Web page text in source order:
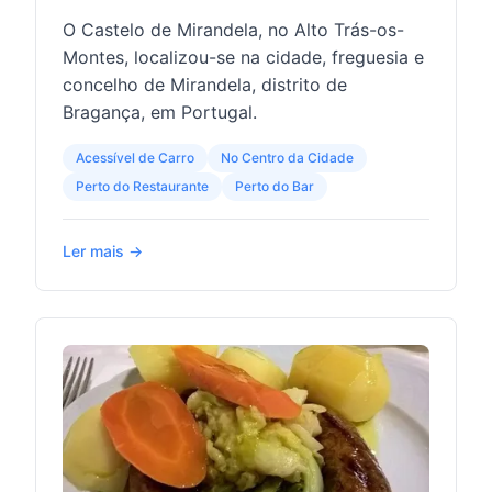
O Castelo de Mirandela, no Alto Trás-os-
Montes, localizou-se na cidade, freguesia e
concelho de Mirandela, distrito de
Bragança, em Portugal.
Acessível de Carro
No Centro da Cidade
Perto do Restaurante
Perto do Bar
Ler mais →